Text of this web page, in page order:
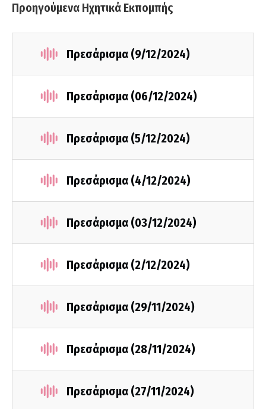
Προηγούμενα Ηχητικά Εκπομπής
Πρεσάρισμα (9/12/2024)
Πρεσάρισμα (06/12/2024)
Πρεσάρισμα (5/12/2024)
Πρεσάρισμα (4/12/2024)
Πρεσάρισμα (03/12/2024)
Πρεσάρισμα (2/12/2024)
Πρεσάρισμα (29/11/2024)
Πρεσάρισμα (28/11/2024)
Πρεσάρισμα (27/11/2024)